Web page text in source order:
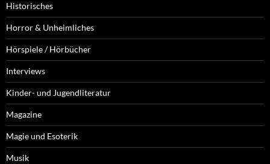
Historisches
Horror & Unheimliches
Hörspiele / Hörbücher
Interviews
Kinder- und Jugendliteratur
Magazine
Magie und Esoterik
Musik